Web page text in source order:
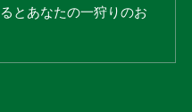
とあなたの一狩りのお